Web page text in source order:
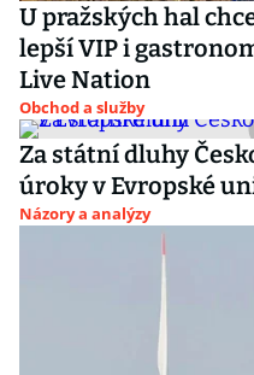
U pražských hal
lepší VIP i
Live Nation
Obchod a služby
Za státní dluhy
úroky v Evropské
Názory a analýzy